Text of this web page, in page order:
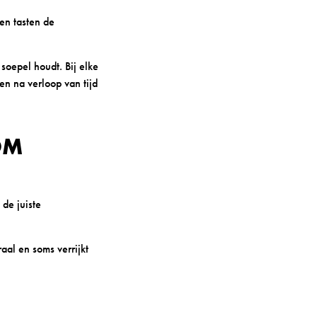
tasten de
houdt. Bij elke
na verloop van tijd
juiste
en soms verrijkt